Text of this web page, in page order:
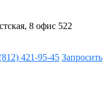
8 офис 522
421-95-45 Запросить